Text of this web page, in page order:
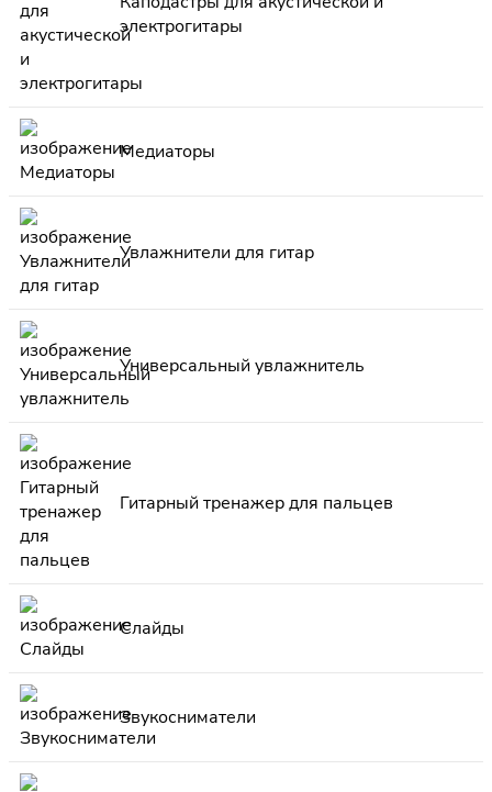
электрогитары
Медиаторы
Увлажнители для гитар
Универсальный увлажнитель
Гитарный тренажер для пальцев
Слайды
Звукосниматели